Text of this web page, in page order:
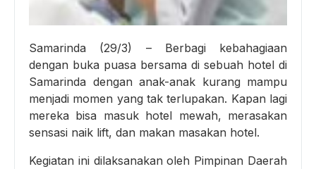
Samarinda (29/3) – Berbagi kebahagiaan
dengan buka puasa bersama di sebuah hotel di
Samarinda dengan anak-anak kurang mampu
menjadi momen yang tak terlupakan. Kapan lagi
mereka bisa masuk hotel mewah, merasakan
sensasi naik lift, dan makan masakan hotel.
Kegiatan ini dilaksanakan oleh Pimpinan Daerah